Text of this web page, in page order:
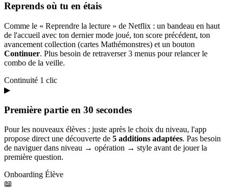
Reprends où tu en étais
Comme le « Reprendre la lecture » de Netflix : un bandeau en haut
de l'accueil avec ton dernier mode joué, ton score précédent, ton
avancement collection (cartes Mathémonstres) et un bouton
Continuer. Plus besoin de retraverser 3 menus pour relancer le
combo de la veille.
Continuité 1 clic
▶
Première partie en 30 secondes
Pour les nouveaux élèves : juste après le choix du niveau, l'app
propose direct une découverte de 5 additions adaptées. Pas besoin
de naviguer dans niveau → opération → style avant de jouer la
première question.
Onboarding Élève
📖